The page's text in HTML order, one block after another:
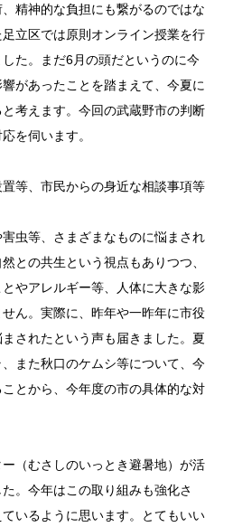
精神的な負担にも繋がるのではな
立区では原則オンライン授業を行
た。まだ6月の頭だというのに今
があったことを踏まえて、今夏に
考えます。今回の武蔵野市の判断
を伺います。
等、市民からの身近な相談事項等
害虫等、さまざまなものに悩まされ
との共生という視点もありつつ、
やアレルギー等、人体に大きな影
ん。実際に、昨年や一昨年に市役
されたという声も届きました。夏
また秋口のケムシ等について、今
とから、今年度の市の具体的な対
ー（むさしのいっとき避暑地）が活
。今年はこの取り組みも強化さ
いるように思います。とてもいい